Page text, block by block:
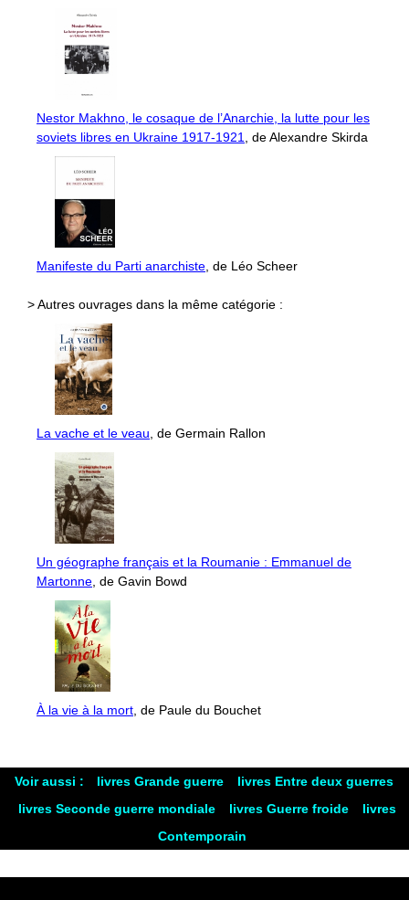
Nestor Makhno, le cosaque de l’Anarchie, la lutte pour les
soviets libres en Ukraine 1917-1921, de Alexandre Skirda
Manifeste du Parti anarchiste, de Léo Scheer
> Autres ouvrages dans la même catégorie :
La vache et le veau, de Germain Rallon
Un géographe français et la Roumanie : Emmanuel de
Martonne, de Gavin Bowd
À la vie à la mort, de Paule du Bouchet
Voir aussi : livres Grande guerre
livres Entre deux guerres
livres Seconde guerre mondiale
livres Guerre froide
livres
Contemporain